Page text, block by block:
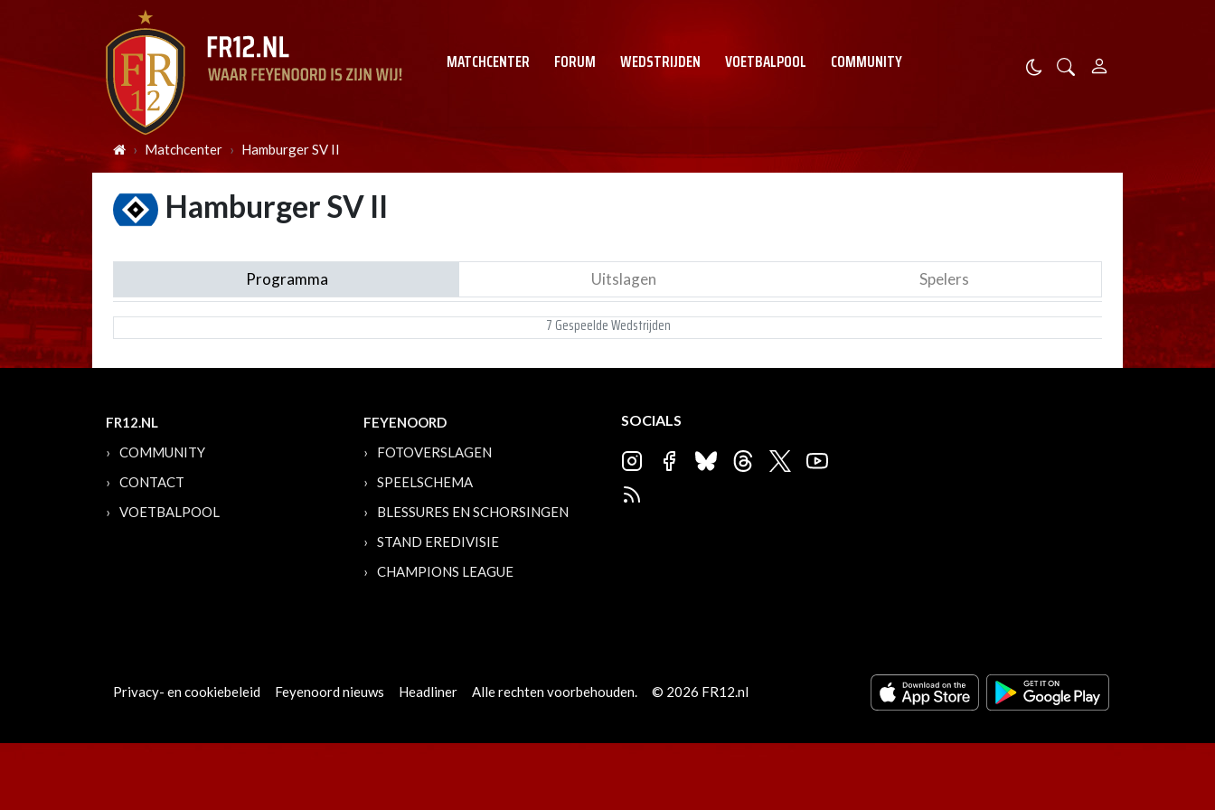
MATCHCENTER FORUM WEDSTRIJDEN VOETBALPOOL COMMUNITY
Matchcenter Hamburger SV II
Hamburger SV II
Programma Uitslagen Spelers
7 Gespeelde Wedstrijden
FR12.NL
COMMUNITY
CONTACT
VOETBALPOOL
FEYENOORD
FOTOVERSLAGEN
SPEELSCHEMA
BLESSURES EN SCHORSINGEN
STAND EREDIVISIE
CHAMPIONS LEAGUE
SOCIALS
Privacy- en cookiebeleid Feyenoord nieuws Headliner Alle rechten voorbehouden. © 2026 FR12.nl